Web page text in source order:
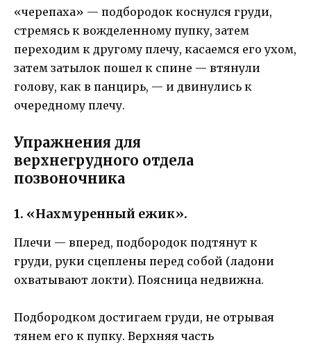
«черепаха» — подбородок коснулся груди,
стремясь к вожделенному пупку, затем
переходим к другому плечу, касаемся его ухом,
затем затылок пошел к спине — втянули
голову, как в панцирь, — и двинулись к
очередному плечу.
Упражнения для
верхнегрудного отдела
позвоночника
1. «Нахмуренный ежик».
Плечи — вперед, подбородок подтянут к
груди, руки сцеплены перед собой (ладони
охватывают локти). Поясница недвижна.
Подбородком достигаем груди, не отрывая
тянем его к пупку. Верхняя часть